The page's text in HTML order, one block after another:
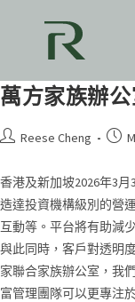
萬方家族辦
Reese Cheng
香港及新加坡2026年3
造達投資機構級別的營
互動等。平台將有助減
與此同時，客戶對透明
家聯合家族辦公室，我
富管理團隊可以更專注